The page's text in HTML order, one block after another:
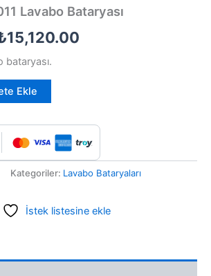
Lavabo Bataryası
15,120.00
bataryası.
Ekle
Kategoriler: Lavabo Bataryaları
İstek listesine ekle